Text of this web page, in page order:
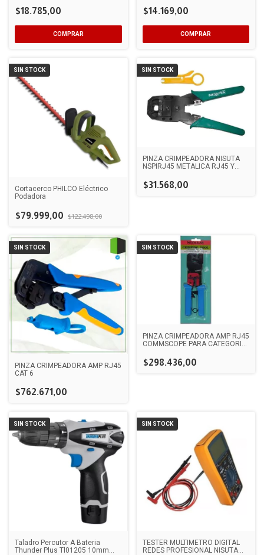
$18.785,00 $14.169,00
SIN STOCK
Cortacerco PHILCO Eléctrico
Podadora
$79.999,00 $122.498,00
SIN STOCK
PINZA CRIMPEADORA NISUTA
NSPIRJ45 METALICA RJ45 Y
$31.568,00
SIN STOCK
PINZA CRIMPEADORA AMP RJ45
CAT 6
$762.671,00
SIN STOCK
PINZA CRIMPEADORA AMP RJ45
COMMSCOPE PARA CATEGORIA
$298.436,00
SIN STOCK
Taladro Percutor A Bateria
Thunder Plus Tl01205 10mm
SIN STOCK
TESTER MULTIMETRO DIGITAL
REDES PROFESIONAL NISUTA